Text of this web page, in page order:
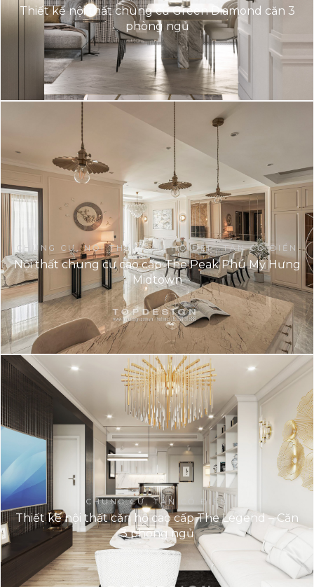
Thiết kế nội thất chung cư Green Diamond căn 3
phòng ngủ
CHUNG CƯ, NỘI THẤT CĂN HỘ ĐẸP, TÂN CỔ ĐIỂN
Nội thất chung cư cao cấp The Peak Phú Mỹ Hưng
Midtown
CHUNG CƯ, TÂN CỔ ĐIỂN
Thiết kế nội thất căn hộ cao cấp The Legend – Căn
3 phòng ngủ